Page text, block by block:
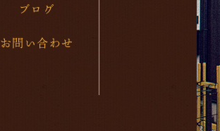
2024年9月
2023年2月
2023年1月
ブログ
お問い合わせ